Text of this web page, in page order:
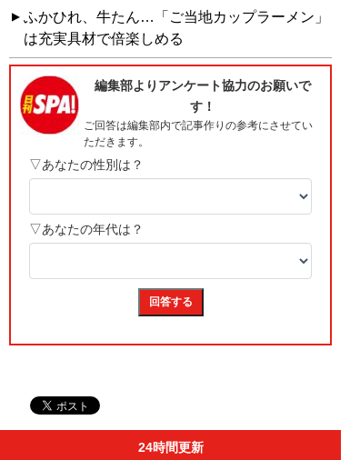
ふかひれ、牛たん…「ご当地カップラーメン」
は充実具材で倍楽しめる
24時間更新